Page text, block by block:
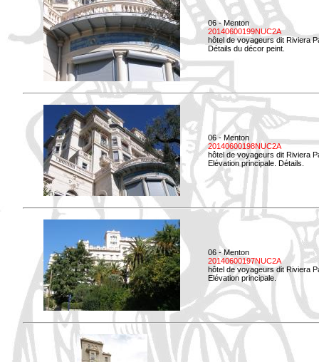
06 - Menton
20140600199NUC2A
hôtel de voyageurs dit Riviera
Détails du décor peint.
06 - Menton
20140600198NUC2A
hôtel de voyageurs dit Riviera
Elévation principale. Détails.
06 - Menton
20140600197NUC2A
hôtel de voyageurs dit Riviera
Elévation principale.